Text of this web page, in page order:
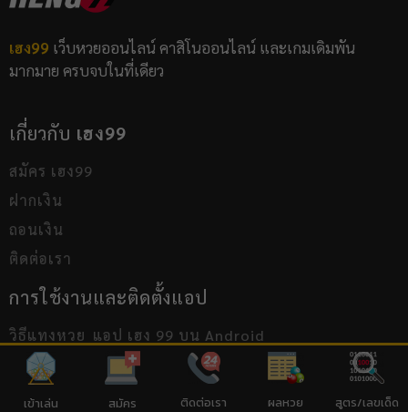
เฮง99 เว็บหวยออนไลน์ คาสิโนออนไลน์ และเกมเดิมพัน
มากมาย ครบจบในที่เดียว
เกี่ยวกับ เฮง99
สมัคร เฮง99
ฝากเงิน
ถอนเงิน
ติดต่อเรา
การใช้งานและติดตั้งแอป
วิธีแทงหวย แอป เฮง 99 บน Android
แอป เฮง 99 บน iOS
ธนาคาร
เข้าเล่น สมัคร ติดต่อเรา ผลหวย สูตร/เลขเด็ด